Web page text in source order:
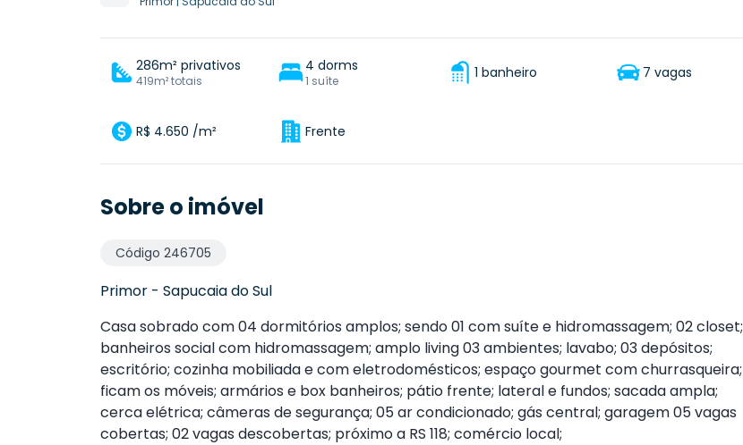
286m² privativos
419m² totais
4 dorms
1 suíte 1 banheiro 7 vagas
R$ 4.650 /m² Frente
Sobre o imóvel
Código 246705
Primor - Sapucaia do Sul
Casa sobrado com 04 dormitórios amplos; sendo 01 com suíte e hidromassagem; 02 closet;
banheiros social com hidromassagem; amplo living 03 ambientes; lavabo; 03 depósitos;
escritório; cozinha mobiliada e com eletrodomésticos; espaço gourmet com churrasqueira;
ficam os móveis; armários e box banheiros; pátio frente; lateral e fundos; sacada ampla;
cerca elétrica; câmeras de segurança; 05 ar condicionado; gás central; garagem 05 vagas
cobertas; 02 vagas descobertas; próximo a RS 118; comércio local;